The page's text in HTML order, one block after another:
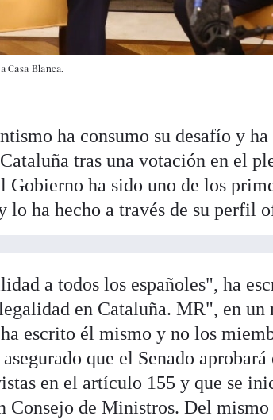
Casa Blanca.
ha consumo su desafío y
tras una votación en el
Gobierno ha sido uno de los
lo ha hecho a través de su perfil
a todos los españoles", ha
en Cataluña. MR", en
escrito él mismo y no los
que el Senado
en el artículo 155 y que se
Consejo de Ministros. Del